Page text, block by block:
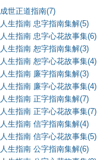
成世正道指南(7)
人生指南 忠字指南集解(5)
人生指南 忠字心花故事集(6)
人生指南 恕字指南集解(3)
人生指南 恕字心花故事集(4)
人生指南 廉字指南集解(3)
人生指南 廉字心花故事集(4)
人生指南 正字指南集解(7)
人生指南 正字心花故事集(7)
人生指南 信字指南集解(4)
人生指南 信字心花故事集(5)
人生指南 公字指南集解(6)